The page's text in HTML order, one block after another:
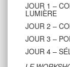
JOUR 1 –
LUMIÈRE
JOUR 2 –
JOUR 3 –
JOUR 4 –